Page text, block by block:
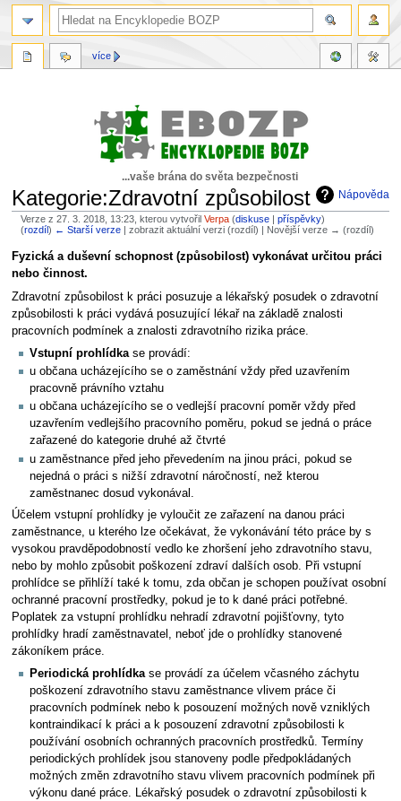
...vaše brána do světa bezpečnosti
Nápověda
Kategorie:Zdravotní způsobilost
Verze z 27. 3. 2018, 13:23, kterou vytvořilVerpa (diskuse |příspěvky)
(rozdíl) ← Starší verze | zobrazit aktuální verzi (rozdíl) | Novější verze → (rozdíl)
Skočit
na
navigaci
Skočit
na
vyhledávání
Fyzická a duševní schopnost (způsobilost) vykonávat určitou práci
nebo činnost.
Zdravotní způsobilost k práci posuzuje a lékařský posudek o zdravotní
způsobilosti k práci vydává posuzující lékař na základě znalosti
pracovních podmínek a znalosti zdravotního rizika práce.
Vstupní prohlídkase provádí:
u občana ucházejícího se o zaměstnání vždy před uzavřením
pracovně právního vztahu
u občana ucházejícího se o vedlejší pracovní poměr vždy před
uzavřením vedlejšího pracovního poměru, pokud se jedná o práce
zařazené do kategorie druhé až čtvrté
u zaměstnance před jeho převedením na jinou práci, pokud se
nejedná o práci s nižší zdravotní náročností, než kterou
zaměstnanec dosud vykonával.
Účelem vstupní prohlídky je vyloučit ze zařazení na danou práci
zaměstnance, u kterého lze očekávat, že vykonávání této práce by s
vysokou pravděpodobností vedlo ke zhoršení jeho zdravotního stavu,
nebo by mohlo způsobit poškození zdraví dalších osob. Při vstupní
prohlídce se přihlíží také k tomu, zda občan je schopen používat osobní
ochranné pracovní prostředky, pokud je to k dané práci potřebné.
Poplatek za vstupní prohlídku nehradí zdravotní pojišťovny, tyto
prohlídky hradí zaměstnavatel, neboť jde o prohlídky stanovené
zákoníkem práce.
Periodická prohlídkase provádí za účelem včasného záchytu
poškození zdravotního stavu zaměstnance vlivem práce či
pracovních podmínek nebo k posouzení možných nově vzniklých
kontraindikací k práci a k posouzení zdravotní způsobilosti k
používání osobních ochranných pracovních prostředků. Termíny
periodických prohlídek jsou stanoveny podle předpokládaných
možných změn zdravotního stavu vlivem pracovních podmínek při
výkonu dané práce. Lékařský posudek o zdravotní způsobilosti k
více